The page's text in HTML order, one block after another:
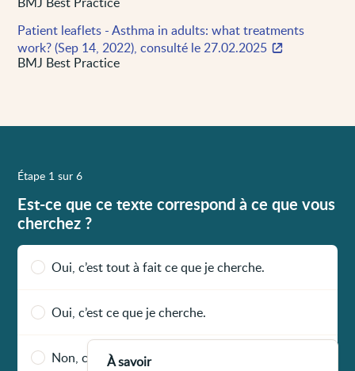
Patient leaflets - Asthma in adults: what treatments
work? (Sep 14, 2022), consulté le 27.02.2025
BMJ Best Practice
Étape 1 sur 6
Est-ce que ce texte correspond à ce que vous
cherchez ?
Oui, c’est tout à fait ce que je cherche.
Oui, c’est ce que je cherche.
Non, ce n’est pas vraiment ce que je cherche.
À savoir